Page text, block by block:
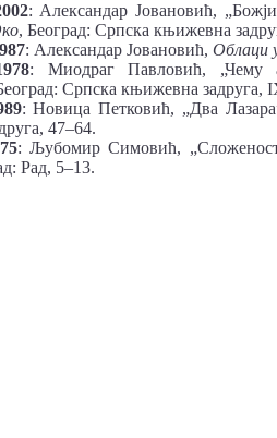
: Александар Јовановић,
, Београд: Српска књижевна
: Александар Јовановић, Облаци
: Миодраг Павловић, „Чему
Српска књижевна задруга,
: Новица Петковић, „Два
47–64.
: Љубомир Симовић,
Рад, 5–13.